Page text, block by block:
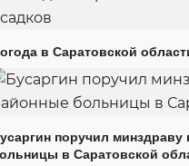
в Саратовской
поручил
в Саратовской